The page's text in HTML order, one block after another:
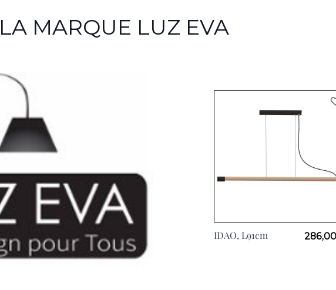
MARQUE LUZ EVA
IDAO, L91cm